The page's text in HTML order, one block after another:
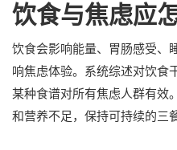
饮食与焦虑应
饮食会影响能量、胃肠感受、
响焦虑体验。系统综述对饮食
某种食谱对所有焦虑人群有效
和营养不足，保持可持续的三